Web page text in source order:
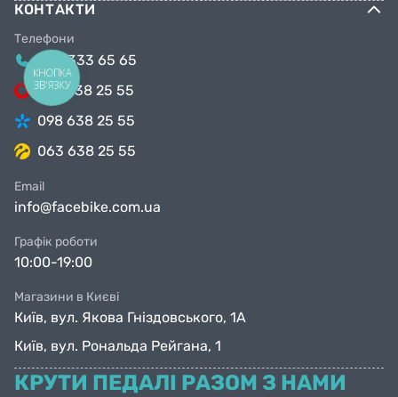
КОНТАКТИ
Телефони
044 333 65 65
099 638 25 55
098 638 25 55
063 638 25 55
Email
info@facebike.com.ua
Графік роботи
10:00-19:00
Магазини в Києві
Київ, вул. Якова Гніздовського, 1А
Київ, вул. Рональда Рейгана, 1
КРУТИ ПЕДАЛІ РАЗОМ З НАМИ
КНОПКА
ЗВ'ЯЗКУ